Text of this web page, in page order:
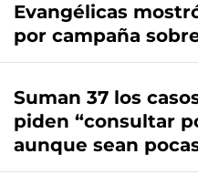
Evangélicas
por campaña
Suman 37 los
piden “consultar
aunque sean